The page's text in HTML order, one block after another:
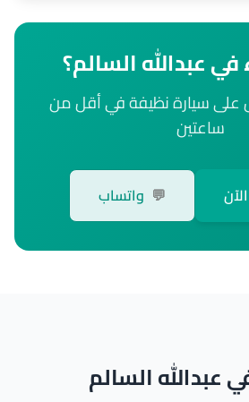
في عبدالله السالم؟
على سيارة نظيفة في أقل من
ساعتين
💬 واتساب
عبدالله السالم